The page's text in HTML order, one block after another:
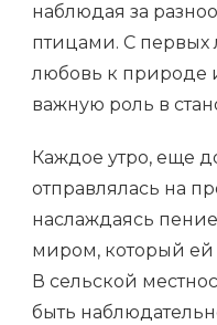
наблюдая за
птицами. С первых
любовь к природе
важную роль в
Каждое утро, еще
отправлялась на
наслаждаясь
миром, который ей
В сельской
быть